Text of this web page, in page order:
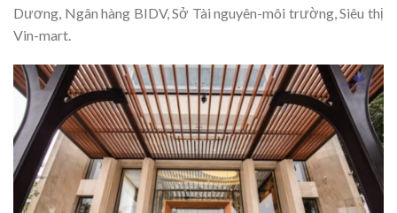
Dương, Ngân hàng BIDV, Sở Tài nguyên-môi trường, Siêu thị
Vin-mart.